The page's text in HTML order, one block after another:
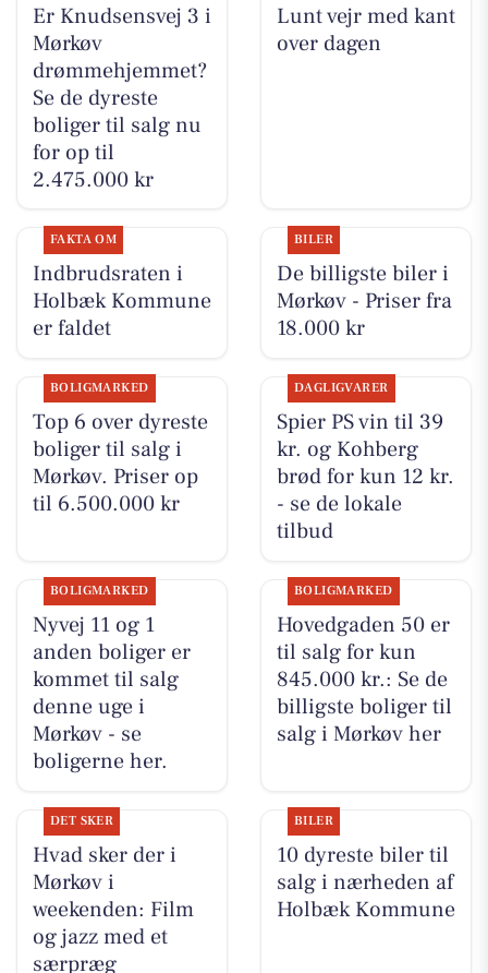
Er Knudsensvej 3 i
Mørkøv
drømmehjemmet?
Se de dyreste
boliger til salg nu
for op til
2.475.000 kr
Lunt vejr med kant
over dagen
FAKTA OM
Indbrudsraten i
Holbæk Kommune
er faldet
BILER
De billigste biler i
Mørkøv - Priser fra
18.000 kr
BOLIGMARKED
Top 6 over dyreste
boliger til salg i
Mørkøv. Priser op
til 6.500.000 kr
DAGLIGVARER
Spier PS vin til 39
kr. og Kohberg
brød for kun 12 kr.
- se de lokale
tilbud
BOLIGMARKED
Nyvej 11 og 1
anden boliger er
kommet til salg
denne uge i
Mørkøv - se
boligerne her.
BOLIGMARKED
Hovedgaden 50 er
til salg for kun
845.000 kr.: Se de
billigste boliger til
salg i Mørkøv her
DET SKER
Hvad sker der i
Mørkøv i
weekenden: Film
og jazz med et
særpræg
BILER
10 dyreste biler til
salg i nærheden af
Holbæk Kommune